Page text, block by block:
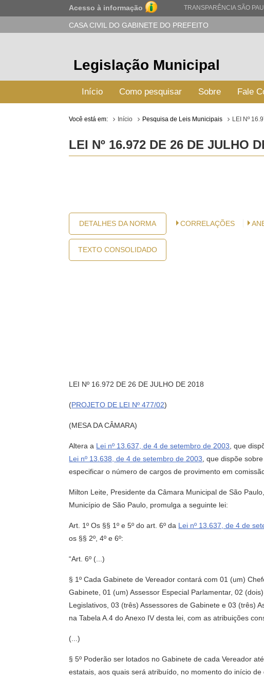
Acesso à informação TRANSPARÊNCIA SÃO
CASA CIVIL DO GABINETE DO PREFEITO
Legislação Municipal
Início Como pesquisar Sobre Fale
Você está em: Início Pesquisa de Leis Municipais LEI Nº
LEI Nº 16.972 DE 26 DE JULHO
DETALHES DA NORMA
TEXTO CONSOLIDADO
CORRELAÇÕES
LEI Nº 16.972 DE 26 DE JULHO DE 2018
(PROJETO DE LEI Nº 477/02)
(MESA DA CÂMARA)
Altera a Lei nº 13.637, de 4 de setembro de 2003 , que
Lei nº 13.638, de 4 de setembro de 2003 , que dispõe
especificar o número de cargos de provimento em
Milton Leite, Presidente da Câmara Municipal de São
Município de São Paulo, promulga a seguinte lei:
Art. 1º Os §§ 1º e 5º do art. 6º da Lei nº 13.637, de 4 de
os §§ 2º, 4º e 6º:
“Art. 6º (...)
§ 1º Cada Gabinete de Vereador contará com 01 (um)
Gabinete, 01 (um) Assessor Especial Parlamentar, 02
Legislativos, 03 (três) Assessores de Gabinete e 03 (três)
na Tabela A.4 do Anexo IV desta lei, com as atribuições
(...)
§ 5º Poderão ser lotados no Gabinete de cada Vereador
estatais, aos quais será atribuído, no momento do início